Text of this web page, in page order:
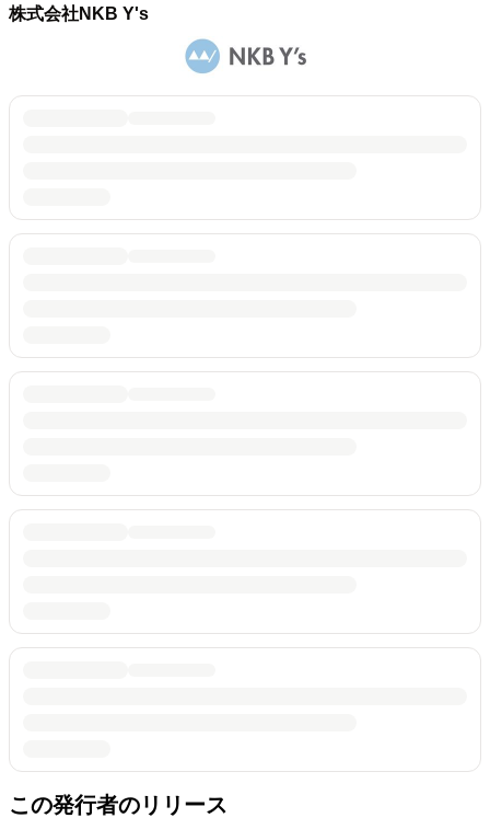
株式会社NKB Y's
この発行者のリリース